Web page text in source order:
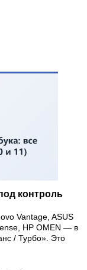
контроль
Vantage, ASUS
HP OMEN — в
/ Турбо». Это